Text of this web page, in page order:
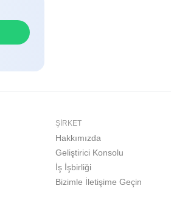
ŞIRKET
Hakkımızda
Geliştirici Konsolu
İş İşbirliği
Bizimle İletişime Geçin